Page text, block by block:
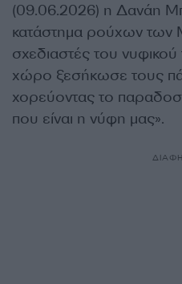
(09.06.2026) η Δανάη
κατάστημα ρούχων των
σχεδιαστές του νυφικού
χώρο ξεσήκωσε τους
χορεύοντας το
που είναι η νύφη μας».